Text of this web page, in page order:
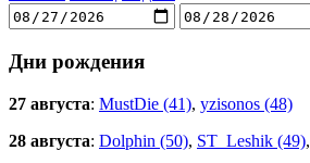
Дни рождения
27 августа: MustDie (41), yzisonos (48)
28 августа: Dolphin (50), ST_Leshik (49),